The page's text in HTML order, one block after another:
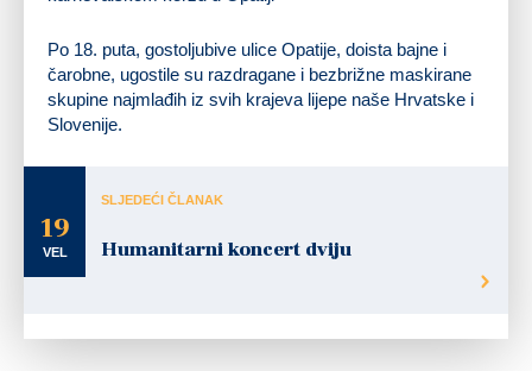
Po 18. puta, gostoljubive ulice Opatije, doista bajne i
čarobne, ugostile su razdragane i bezbrižne maskirane
skupine najmlađih iz svih krajeva lijepe naše Hrvatske i
Slovenije.
19
VEL
SLJEDEĆI ČLANAK
Humanitarni koncert dviju